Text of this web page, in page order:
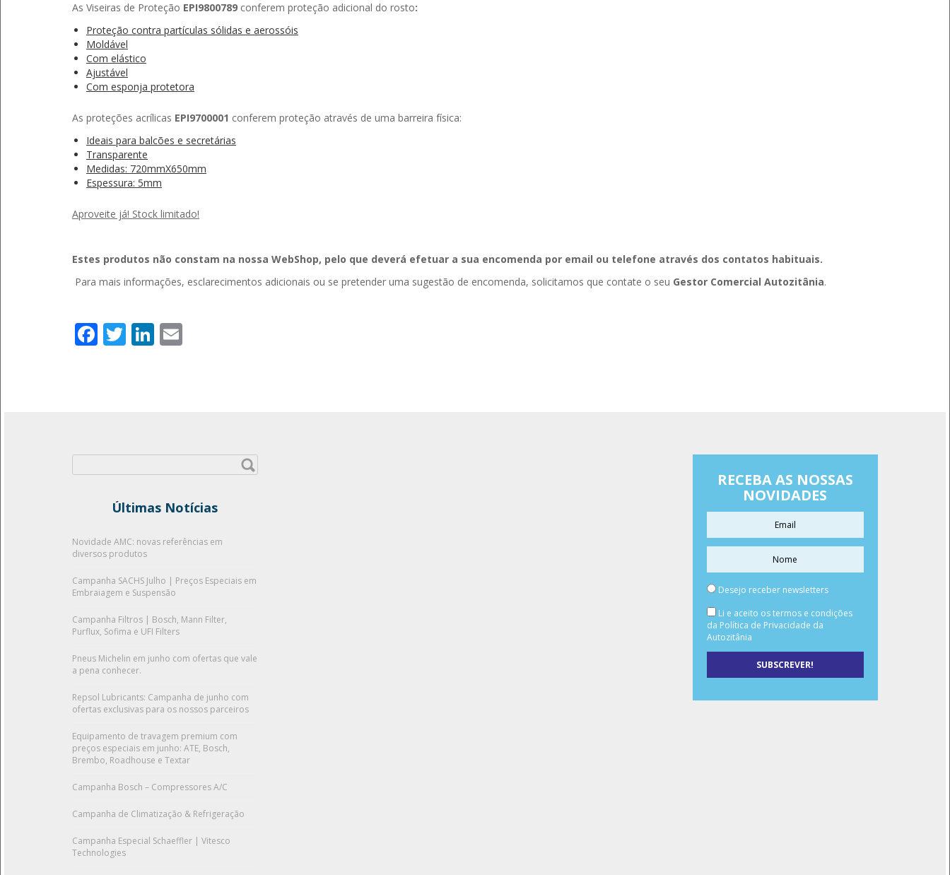
As Viseiras de Proteção EPI9800789 conferem proteção adicional do rosto:
Proteção contra partículas sólidas e aerossóis
Moldável
Com elástico
Ajustável
Com esponja protetora
As proteções acrílicas EPI9700001 conferem proteção através de uma barreira física:
Ideais para balcões e secretárias
Transparente
Medidas: 720mmX650mm
Espessura: 5mm
Aproveite já! Stock limitado!
Estes produtos não constam na nossa WebShop, pelo que deverá efetuar a sua encomenda por email ou telefone através dos contatos habituais.
Para mais informações, esclarecimentos adicionais ou se pretender uma sugestão de encomenda, solicitamos que contate o seu Gestor Comercial Autozitânia.
Facebook
TwitterLinkedIn
por:
Últimas Notícias
Novidade AMC: novas referências em
diversos produtos
Campanha SACHS Julho | Preços Especiais em
Embraiagem e Suspensão
Campanha Filtros | Bosch, Mann Filter,
Purflux, Sofima e UFI Filters
Pneus Michelin em junho com ofertas que vale
a pena conhecer.
Repsol Lubricants: Campanha de junho com
ofertas exclusivas para os nossos parceiros
Equipamento de travagem premium com
preços especiais em junho: ATE, Bosch,
Brembo, Roadhouse e Textar
Campanha Bosch – Compressores A/C
Campanha de Climatização & Refrigeração
Campanha Especial Schaeffler | Vitesco
Technologies
RECEBA AS NOSSAS
NOVIDADES
Desejo receber newsletters
Li e aceito os termos e condições
da Política de Privacidade da
Autozitânia